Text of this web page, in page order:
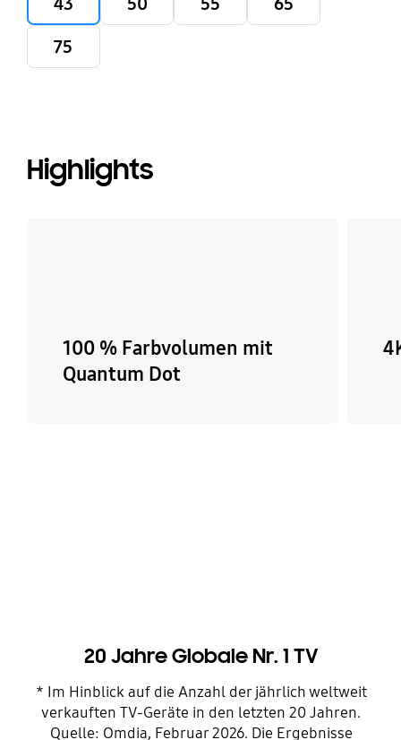
75
Highlights
100 % Farbvolumen mit
Quantum Dot
20 Jahre Globale Nr. 1 TV
* Im Hinblick auf die Anzahl der jährlich weltweit
verkauften TV-Geräte in den letzten 20 Jahren.
Quelle: Omdia, Februar 2026. Die Ergebnisse